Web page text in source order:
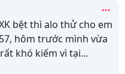
bệt thì alo thử cho em
hôm trước mình vừa
khó kiếm vì tại...